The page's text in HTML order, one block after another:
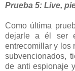
Prueba 5: Live,
Como última
dejarle a él ser
entrecomillar y los
subvencionados,
de anti espionaje